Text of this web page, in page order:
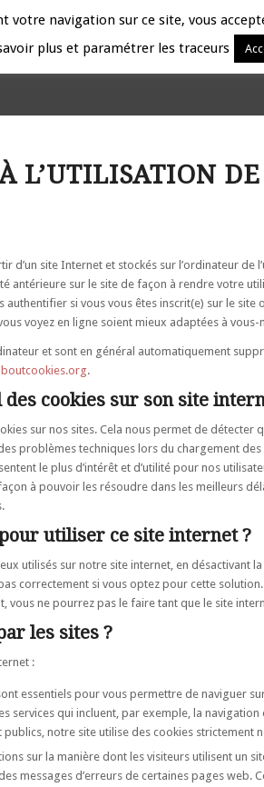
ACCUEIL LE CABINET LES
L’UTILISATION DE
d’un site Internet et stockés sur l’ordinateur
antérieure sur le site de façon à rendre votre
si vous vous êtes inscrit(e) sur le site
voyez en ligne soient mieux adaptées à vous-
et sont en général automatiquement
.
cookies sur son site
sur nos sites. Cela nous permet de détecter
problèmes techniques lors du chargement
le plus d’intérêt et d’utilité pour nos
à pouvoir les résoudre dans les meilleurs
utiliser ce site internet ?
utilisés sur notre site internet, en
correctement si vous optez pour cette
vous ne pourrez pas le faire tant que le site
les sites ?
:
essentiels pour vous permettre de naviguer
services qui incluent, par exemple, la
notre site utilise des cookies strictement
sur la manière dont les visiteurs utilisent un
messages d’erreurs de certaines pages web.
votre navigation sur ce site, vous
plus et paramétrer les traceurs